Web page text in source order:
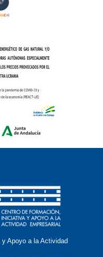
Apoyo a la Actividad